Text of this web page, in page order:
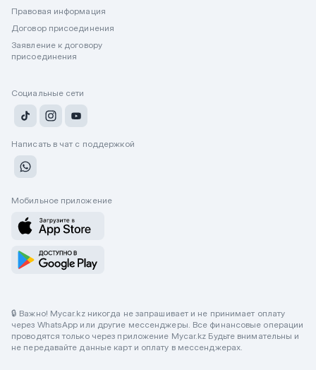
Правовая информация
Договор присоединения
Заявление к договору
присоединения
Социальные сети
Написать в чат с поддержкой
Мобильное приложение
🔒 Важно! Mycar.kz никогда не запрашивает и не принимает оплату
через WhatsApp или другие мессенджеры. Все финансовые операции
проводятся только через приложение Mycar.kz Будьте внимательны и
не передавайте данные карт и оплату в мессенджерах.